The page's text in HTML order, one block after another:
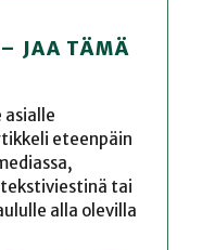
JAA TÄMÄ
asialle
eteenpäin
tai
alla olevilla